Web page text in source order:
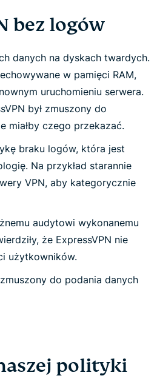
bez logów
danych na dyskach twardych.
w pamięci RAM,
uruchomieniu serwera.
był zmuszony do
miałby czego przekazać.
braku logów, która jest
Na przykład starannie
VPN, aby kategorycznie
audytowi wykonanemu
że ExpressVPN nie
użytkowników.
do podania danych
polityki